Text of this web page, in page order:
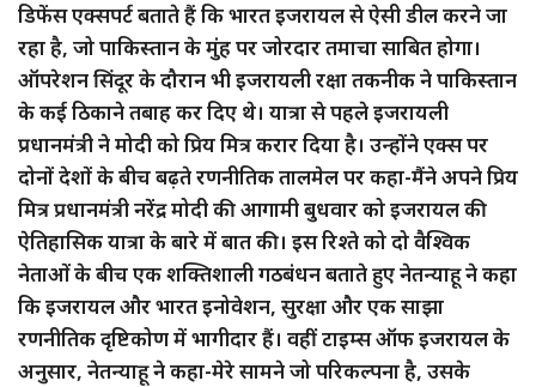
डिफेंस एक्सपर्ट बताते हैं कि भारत इजरायल से ऐसी डील करने जा
रहा है, जो पाकिस्तान के मुंह पर जोरदार तमाचा साबित होगा।
ऑपरेशन सिंदूर के दौरान भी इजरायली रक्षा तकनीक ने पाकिस्तान
के कई ठिकाने तबाह कर दिए थे। यात्रा से पहले इजरायली
प्रधानमंत्री ने मोदी को प्रिय मित्र करार दिया है। उन्होंने एक्स पर
दोनों देशों के बीच बढ़ते रणनीतिक तालमेल पर कहा-मैंने अपने प्रिय
मित्र प्रधानमंत्री नरेंद्र मोदी की आगामी बुधवार को इजरायल की
ऐतिहासिक यात्रा के बारे में बात की। इस रिश्ते को दो वैश्विक
नेताओं के बीच एक शक्तिशाली गठबंधन बताते हुए नेतन्याहू ने कहा
कि इजरायल और भारत इनोवेशन, सुरक्षा और एक साझा
रणनीतिक दृष्टिकोण में भागीदार हैं। वहीं टाइम्स ऑफ इजरायल के
अनुसार, नेतन्याहू ने कहा-मेरे सामने जो परिकल्पना है, उसके